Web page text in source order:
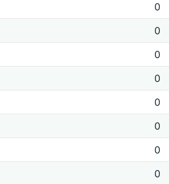
0
0
0
0
0
0
0
0